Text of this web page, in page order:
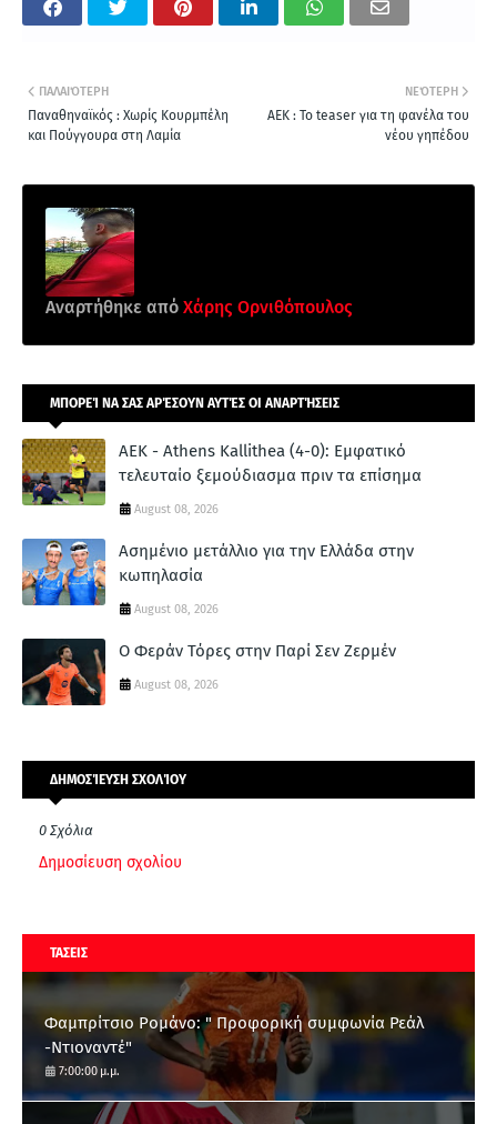
ΝΕΌΤΕΡΗ
ΑΕΚ : Το teaser για τη φανέλα του
νέου γηπέδου
ΠΑΛΑΙΌΤΕΡΗ
Παναθηναϊκός : Χωρίς Κουρμπέλη
και Πούγγουρα στη Λαμία
Αναρτήθηκε από Xάρης Ορνιθόπουλος
ΜΠΟΡΕΊ ΝΑ ΣΑΣ ΑΡΈΣΟΥΝ ΑΥΤΈΣ ΟΙ ΑΝΑΡΤΉΣΕΙΣ
ΑΕΚ - Athens Kallithea (4-0): Εμφατικό
τελευταίο ξεμούδιασμα πριν τα επίσημα
August 08, 2026
Ασημένιο μετάλλιο για την Ελλάδα στην
κωπηλασία
August 08, 2026
Ο Φεράν Τόρες στην Παρί Σεν Ζερμέν
August 08, 2026
ΔΗΜΟΣΊΕΥΣΗ ΣΧΟΛΊΟΥ
0 Σχόλια
Δημοσίευση σχολίου
ΤΑΣΕΙΣ
Φαμπρίτσιο Ρομάνο: " Προφορική συμφωνία Ρεάλ
-Ντιοναντέ"
7:00:00 μ.μ.